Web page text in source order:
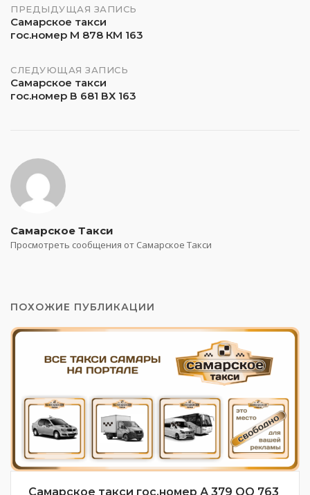
Навигация
по
записям
ПРЕДЫДУЩАЯ ЗАПИСЬ
Самарское такси
гос.номер М 878 КМ 163
СЛЕДУЮЩАЯ ЗАПИСЬ
Самарское такси
гос.номер В 681 ВХ 163
Самарское Такси
Просмотреть сообщения от Самарское Такси
ПОХОЖИЕ ПУБЛИКАЦИИ
Самарское такси гос.номер А 379 ОО 763